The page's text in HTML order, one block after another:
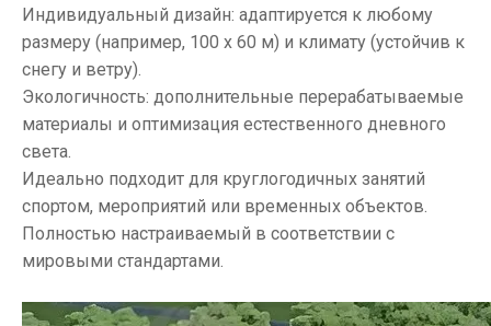
Индивидуальный дизайн: адаптируется к любому
размеру (например, 100 х 60 м) и климату (устойчив к
снегу и ветру).
Экологичность: дополнительные перерабатываемые
материалы и оптимизация естественного дневного
света.
Идеально подходит для круглогодичных занятий
спортом, мероприятий или временных объектов.
Полностью настраиваемый в соответствии с
мировыми стандартами.